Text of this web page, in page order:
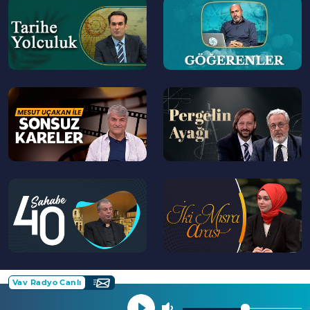
Şehadet Ekmen Peynirci, Kendini Bilmek
programında seyircilerden gelen soruları
>
--
>
--
>
--
>
Vav Radyo Canlı